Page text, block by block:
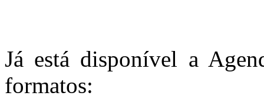
Já está disponível a
formatos: